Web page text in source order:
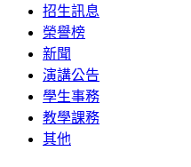
招生訊息
榮譽榜
新聞
演講公告
學生事務
教學課務
其他